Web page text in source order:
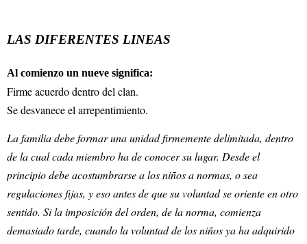
LAS DIFERENTES LINEAS
Al comienzo un nueve significa:
Firme acuerdo dentro del clan.
Se desvanece el arrepentimiento.
La familia debe formar una unidad firmemente delimitada, dentro
de la cual cada miembro ha de conocer su lugar. Desde el
principio debe acostumbrarse a los niños a normas, o sea
regulaciones fijas, y eso antes de que su voluntad se oriente en otro
sentido. Si la imposición del orden, de la norma, comienza
demasiado tarde, cuando la voluntad de los niños ya ha adquirido